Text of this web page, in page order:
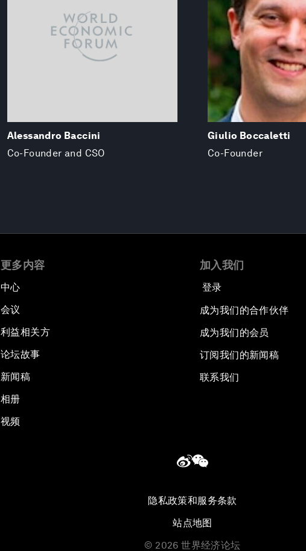
Alessandro Baccini
Co-Founder and CSO
Giulio Boccaletti
Co-Founder
更多内容
中心
会议
利益相关方
论坛故事
新闻稿
相册
视频
加入我们
登录
成为我们的合作伙伴
成为我们的会员
订阅我们的新闻稿
联系我们
隐私政策和服务条款
站点地图
© 2026 世界经济论坛